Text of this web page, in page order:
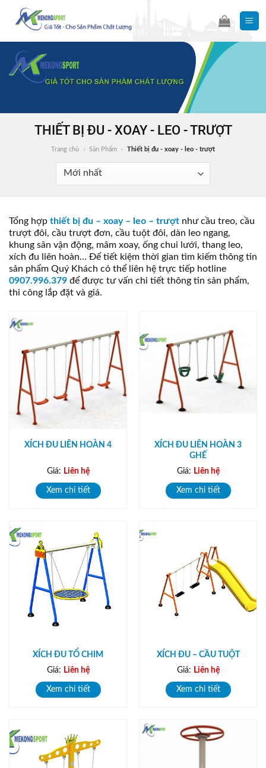
content
THIẾT BỊ ĐU - XOAY - LEO - TRƯỢT
Trang chủ » Sản Phẩm » Thiết bị đu - xoay - leo - trượt
Tổng hợp thiết bị đu – xoay – leo – trượt như cầu treo, cầu
trượt đôi, cầu trượt đơn, cầu tuột đôi, dàn leo ngang,
khung sân vận động, mâm xoay, ống chui lưới, thang leo,
xích đu liên hoàn… Để tiết kiệm thời gian tìm kiếm thông tin
sản phẩm Quý Khách có thể liên hệ trực tiếp hotline
0907.996.379 để được tư vấn chi tiết thông tin sản phẩm,
thi công lắp đặt và giá.
XÍCH ĐU LIÊN HOÀN 4
Giá: Liên hệ
Xem chi tiết
XÍCH ĐU LIÊN HOÀN 3
GHẾ
Giá: Liên hệ
Xem chi tiết
XÍCH ĐU TỔ CHIM
Giá: Liên hệ
Xem chi tiết
XÍCH ĐU – CẦU TUỘT
Giá: Liên hệ
Xem chi tiết